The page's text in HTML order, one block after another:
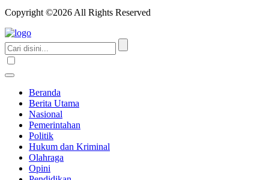
Copyright ©2026 All Rights Reserved
Beranda
Berita Utama
Nasional
Pemerintahan
Politik
Hukum dan Kriminal
Olahraga
Opini